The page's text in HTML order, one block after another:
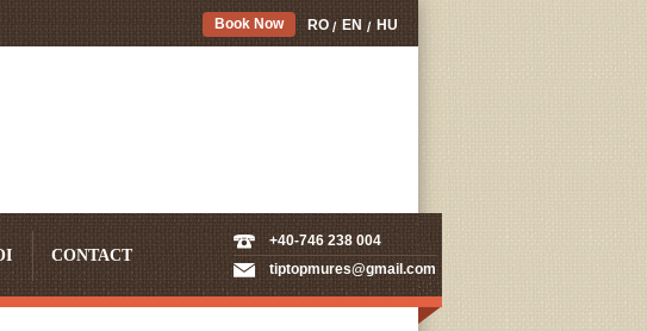
RO EN HU
Book Now
CONTACT
+40-746 238 004
tiptopmures@gmail.com